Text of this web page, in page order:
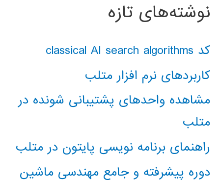
نوشته‌های تازه
کد classical AI search algorithms
کاربردهای نرم افزار متلب
مشاهده واحدهای پشتیبانی شونده در
متلب
راهنمای برنامه نویسی پایتون در متلب
دوره پیشرفته و جامع مهندسی ماشین